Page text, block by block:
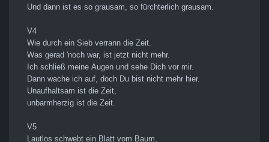
Und dann ist es so grausam, so fürchterlich grausam.
V4
Wie durch ein Sieb verrann die Zeit.
Was gerad 'noch war, ist jetzt nicht mehr.
Ich schließ meine Augen und sehe Dich vor mir.
Dann wache ich auf, doch Du bist nicht mehr hier.
Unaufhaltsam ist die Zeit,
unbarmherzig ist die Zeit.
V5
Lautlos schwebt ein Blatt vom Baum,